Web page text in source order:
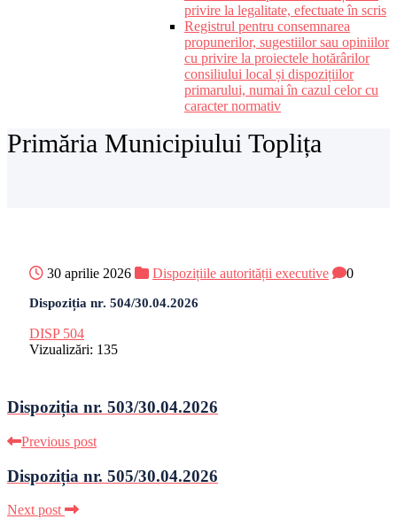
privire la legalitate, efectuate în scris
Registrul pentru consemnarea
propunerilor, sugestiilor sau opiniilor
cu privire la proiectele hotărârilor
consiliului local și dispozițiilor
primarului, numai în cazul celor cu
caracter normativ
Primăria Municipiului Toplița
30 aprilie 2026 Dispozițiile autorității executive 0
Dispoziția nr. 504/30.04.2026
DISP 504
Vizualizări: 135
Dispoziția nr. 503/30.04.2026
Previous post
Dispoziția nr. 505/30.04.2026
Next post